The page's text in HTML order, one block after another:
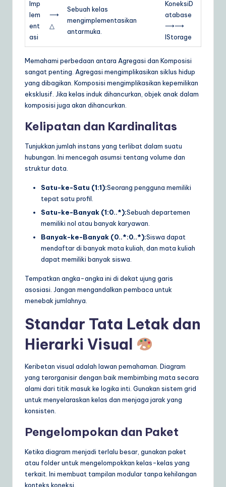
Imp
lem
ent
asi
⟶
△
Sebuah kelas
mengimplementasikan
antarmuka.
KoneksiD
atabase
⟶⟶
IStorage
Memahami perbedaan antara Agregasi dan Komposisi
sangat penting. Agregasi mengimplikasikan siklus hidup
yang dibagikan. Komposisi mengimplikasikan kepemilikan
eksklusif. Jika kelas induk dihancurkan, objek anak dalam
komposisi juga akan dihancurkan.
Kelipatan dan Kardinalitas
Tunjukkan jumlah instans yang terlibat dalam suatu
hubungan. Ini mencegah asumsi tentang volume dan
struktur data.
Satu-ke-Satu (1:1):Seorang pengguna memiliki
tepat satu profil.
Satu-ke-Banyak (1:0..*):Sebuah departemen
memiliki nol atau banyak karyawan.
Banyak-ke-Banyak (0..*:0..*):Siswa dapat
mendaftar di banyak mata kuliah, dan mata kuliah
dapat memiliki banyak siswa.
Tempatkan angka-angka ini di dekat ujung garis
asosiasi. Jangan mengandalkan pembaca untuk
menebak jumlahnya.
Standar Tata Letak dan
Hierarki Visual
Keribetan visual adalah lawan pemahaman. Diagram
yang terorganisir dengan baik membimbing mata secara
alami dari titik masuk ke logika inti. Gunakan sistem grid
untuk menyelaraskan kelas dan menjaga jarak yang
konsisten.
Pengelompokan dan Paket
Ketika diagram menjadi terlalu besar, gunakan paket
atau folder untuk mengelompokkan kelas-kelas yang
terkait. Ini membuat tampilan modular tanpa kehilangan
konteks koneksi.